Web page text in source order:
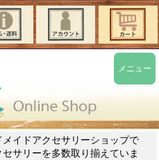
イドアクセサリーショップで
サリーを多数取り揃えていま
メニュー